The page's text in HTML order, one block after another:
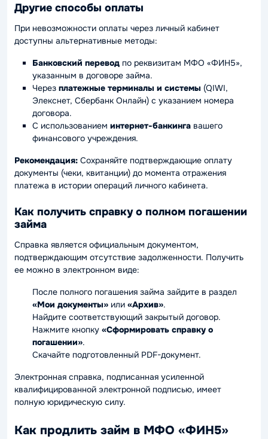
Другие способы оплаты
При невозможности оплаты через личный кабинет
доступны альтернативные методы:
Банковский перевод по реквизитам МФО «ФИН5»,
указанным в договоре займа.
Через платежные терминалы и системы (QIWI,
Элекснет, Сбербанк Онлайн) с указанием номера
договора.
С использованием интернет-банкинга вашего
финансового учреждения.
Рекомендация: Сохраняйте подтверждающие оплату
документы (чеки, квитанции) до момента отражения
платежа в истории операций личного кабинета.
Как получить справку о полном погашении
займа
Справка является официальным документом,
подтверждающим отсутствие задолженности. Получить
ее можно в электронном виде:
После полного погашения займа зайдите в раздел
«Мои документы» или «Архив».
Найдите соответствующий закрытый договор.
Нажмите кнопку «Сформировать справку о
погашении».
Скачайте подготовленный PDF-документ.
Электронная справка, подписанная усиленной
квалифицированной электронной подписью, имеет
полную юридическую силу.
Как продлить займ в МФО «ФИН5»